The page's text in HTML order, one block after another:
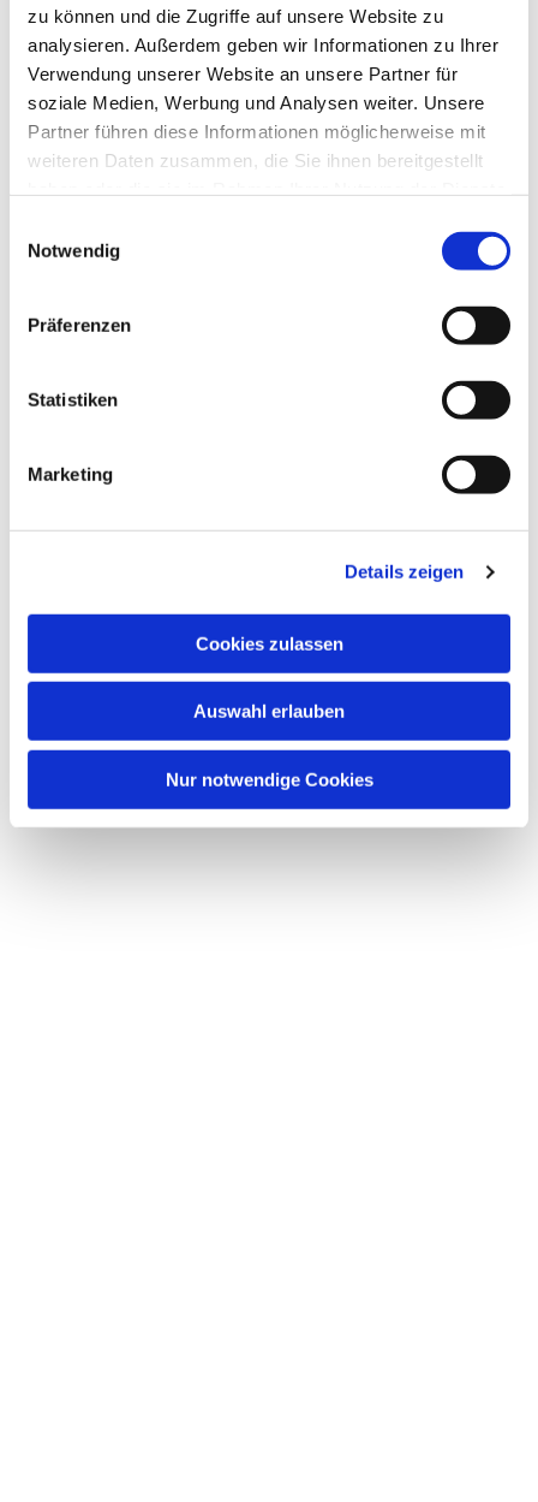
zu können und die Zugriffe auf unsere Website zu
analysieren. Außerdem geben wir Informationen zu Ihrer
Verwendung unserer Website an unsere Partner für
soziale Medien, Werbung und Analysen weiter. Unsere
Partner führen diese Informationen möglicherweise mit
weiteren Daten zusammen, die Sie ihnen bereitgestellt
Notwendig
Präferenzen
Statistiken
Marketing
Details zeigen
Cookies zulassen
Auswahl erlauben
Nur notwendige Cookies
Warteliste
eintragen:
Wir informieren Sie, sobald ein Platz frei wird oder
ein ähnliches Angebot entsteht.